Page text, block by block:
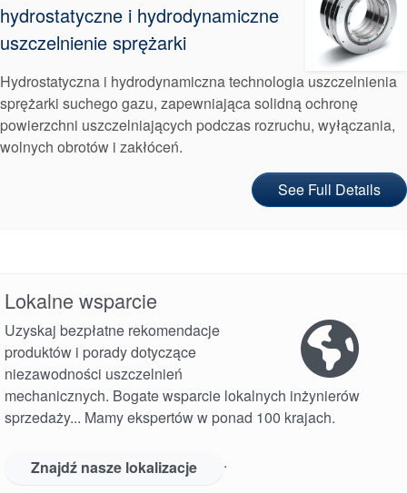
Certyfikaty i standardy
Kontakt
Lokalizacje
Artykuły
Zrównoważonego Rozwoju
Akademia
przewodniki branżowe
broszury produktów
hydrostatyczne i hydrodynamiczne
uszczelnienie sprężarki
Hydrostatyczna i hydrodynamiczna technologia uszczelnienia
sprężarki suchego gazu, zapewniająca solidną ochronę
powierzchni uszczelniających podczas rozruchu, wyłączania,
wolnych obrotów i zakłóceń.
See Full Details
Lokalne wsparcie
Uzyskaj bezpłatne rekomendacje
produktów i porady dotyczące
niezawodności uszczelnień
mechanicznych. Bogate wsparcie lokalnych inżynierów
sprzedaży... Mamy ekspertów w ponad 100 krajach.
Znajdź nasze lokalizacje .